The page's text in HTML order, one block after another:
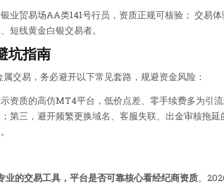
业贸易场AA类141号行员，资质正规可核验； 交易
短线黄金白银交易者。
坑指南
交易，务必避开以下常见套路，规避资金风险：
资质的高仿MT4平台，低价点差、零手续费多为引
第三，避开频繁更换域名、客服失联、出金审核拖
的交易工具，平台是否可靠核心看经纪商资质。